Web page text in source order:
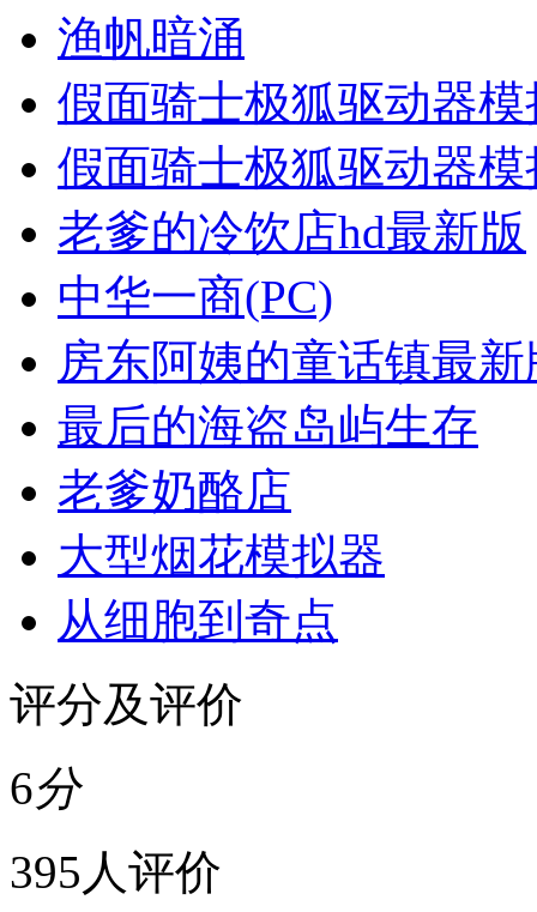
渔帆暗涌
假面骑士极狐驱动器
假面骑士极狐驱动器
老爹的冷饮店hd最新版
中华一商(PC)
房东阿姨的童话镇最新
最后的海盗岛屿生存
老爹奶酪店
大型烟花模拟器
从细胞到奇点
评分及评价
6分
395人评价